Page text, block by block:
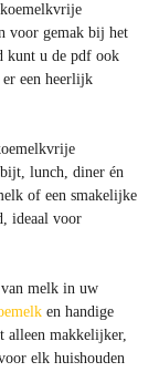
voor gemak bij het
kunt u de pdf ook
een heerlijk
lunch, diner én
of een smakelijke
ideaal voor
melk in uw
en handige
alleen makkelijker,
elk huishouden